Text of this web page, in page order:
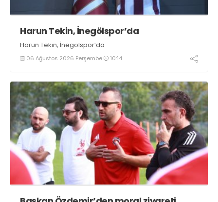
Harun Tekin, İnegölspor’da
Harun Tekin, İnegölspor’da
06 Ağustos 2026 Perşembe 10:14